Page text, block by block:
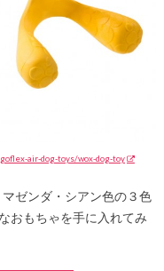
air-dog-toys/wox-dog-toy
ゼンダ・シアン色の３色
おもちゃを手に入れてみ